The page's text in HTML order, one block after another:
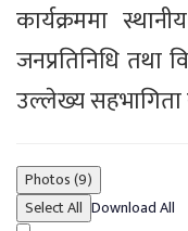
कार्यक्रममा
जनप्रतिनिधि तथा
उल्लेख्य सहभागिता
Photos (9)
Select All Download All